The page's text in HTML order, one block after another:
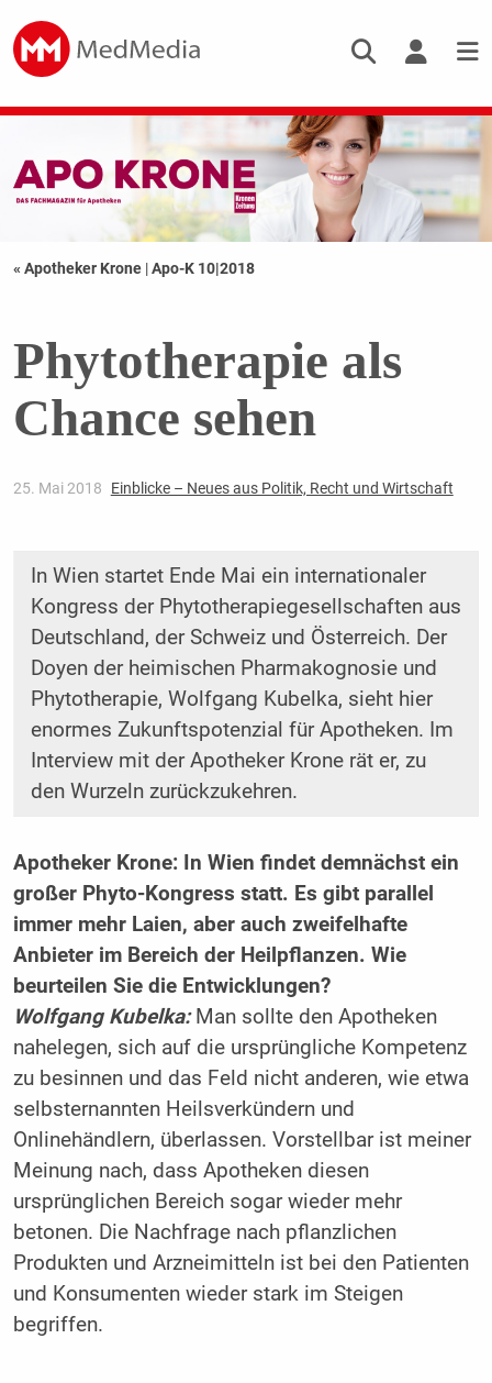
« Apotheker Krone |Apo-K 10|2018
Phytotherapie als
Chance sehen
25. Mai 2018 Einblicke – Neues aus Politik, Recht und Wirtschaft
In Wien startet Ende Mai ein internationaler
Kongress der Phytotherapiegesellschaften aus
Deutschland, der Schweiz und Österreich. Der
Doyen der heimischen Pharmakognosie und
Phytotherapie, Wolfgang Kubelka, sieht hier
enormes Zukunftspotenzial für Apotheken. Im
Interview mit der Apotheker Krone rät er, zu
den Wurzeln zurückzukehren.
Apotheker Krone: In Wien findet demnächst ein
großer Phyto-Kongress statt. Es gibt parallel
immer mehr Laien, aber auch zweifelhafte
Anbieter im Bereich der Heilpflanzen. Wie
beurteilen Sie die Entwicklungen?
Wolfgang Kubelka:Man sollte den Apotheken
nahelegen, sich auf die ursprüngliche Kompetenz
zu besinnen und das Feld nicht anderen, wie etwa
selbsternannten Heilsverkündern und
Onlinehändlern, überlassen. Vorstellbar ist meiner
Meinung nach, dass Apotheken diesen
ursprünglichen Bereich sogar wieder mehr
betonen. Die Nachfrage nach pflanzlichen
Produkten und Arzneimitteln ist bei den Patienten
und Konsumenten wieder stark im Steigen
begriffen.